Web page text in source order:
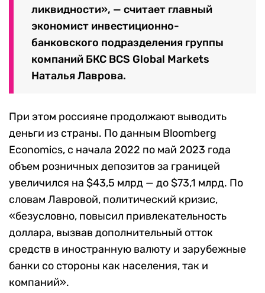
ликвидности», — считает главный
экономист инвестиционно-
банковского подразделения группы
компаний БКС BCS Global Markets
Наталья Лаврова.
При этом россияне продолжают выводить
деньги из страны. По данным Bloomberg
Economics, с начала 2022 по май 2023 года
объем розничных депозитов за границей
увеличился на $43,5 млрд — до$73,1 млрд. По
словам Лавровой, политический кризис,
«безусловно, повысил привлекательность
доллара, вызвав дополнительный отток
средств в иностранную валюту и зарубежные
банки со стороны как населения, так и
компаний».